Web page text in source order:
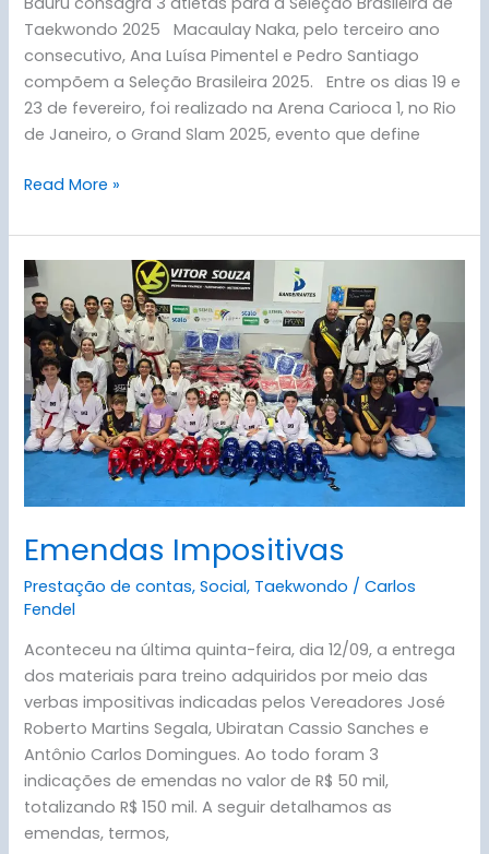
Taekwondo 2025 Macaulay Naka, pelo terceiro ano
consecutivo, Ana Luísa Pimentel e Pedro Santiago
compõem a Seleção Brasileira 2025. Entre os dias 19 e
23 de fevereiro, foi realizado na Arena Carioca 1, no Rio
de Janeiro, o Grand Slam 2025, evento que define
Read More »
Emendas Impositivas
Prestação de contas,Social, Taekwondo /Carlos
Fendel
Aconteceu na última quinta-feira, dia 12/09, a entrega
dos materiais para treino adquiridos por meio das
verbas impositivas indicadas pelos Vereadores José
Roberto Martins Segala, Ubiratan Cassio Sanches e
Antônio Carlos Domingues. Ao todo foram 3
indicações de emendas no valor de R$ 50 mil,
totalizando R$ 150 mil. A seguir detalhamos as
emendas, termos,
Emendas
Impositivas